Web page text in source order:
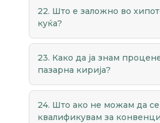
22. Што е заложно во
куќа?
23. Како да ја знам
пазарна кирија?
24. Што ако не можам да се
квалификувам за